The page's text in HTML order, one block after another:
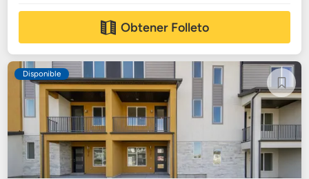
Obtener Folleto
Disponible